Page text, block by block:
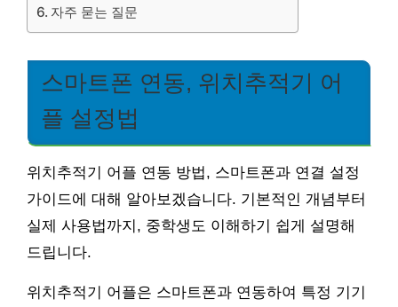
자주 묻는 질문
스마트폰 연동, 위치추적기 어
플 설정법
위치추적기 어플 연동 방법, 스마트폰과 연결 설정
가이드에 대해 알아보겠습니다. 기본적인 개념부터
실제 사용법까지, 중학생도 이해하기 쉽게 설명해
드립니다.
위치추적기 어플은 스마트폰과 연동하여 특정 기기